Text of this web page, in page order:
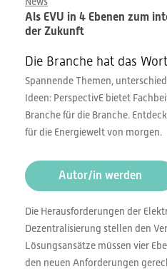
Als EVU in 4 Ebenen zum
der Zukunft
Die Branche hat das Wort
Spannende Themen,
Ideen: PerspectivE bietet
Branche für die Branche.
für die Energiewelt von morgen.
Autor/in werden
Die Herausforderungen der
Dezentralisierung stellen den
Lösungsansätze müssen vier
den neuen Anforderungen